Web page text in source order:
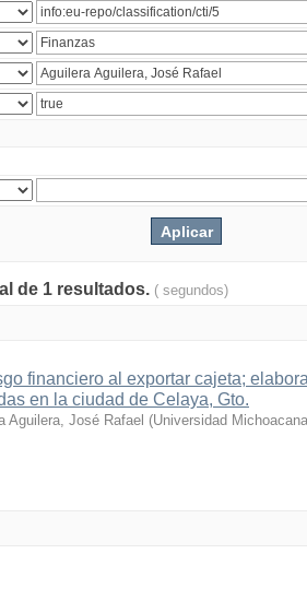
de 1 resultados. ( segundos)
financiero al exportar cajeta;
en la ciudad de Celaya, Gto.
Aguilera, José Rafael (Universidad